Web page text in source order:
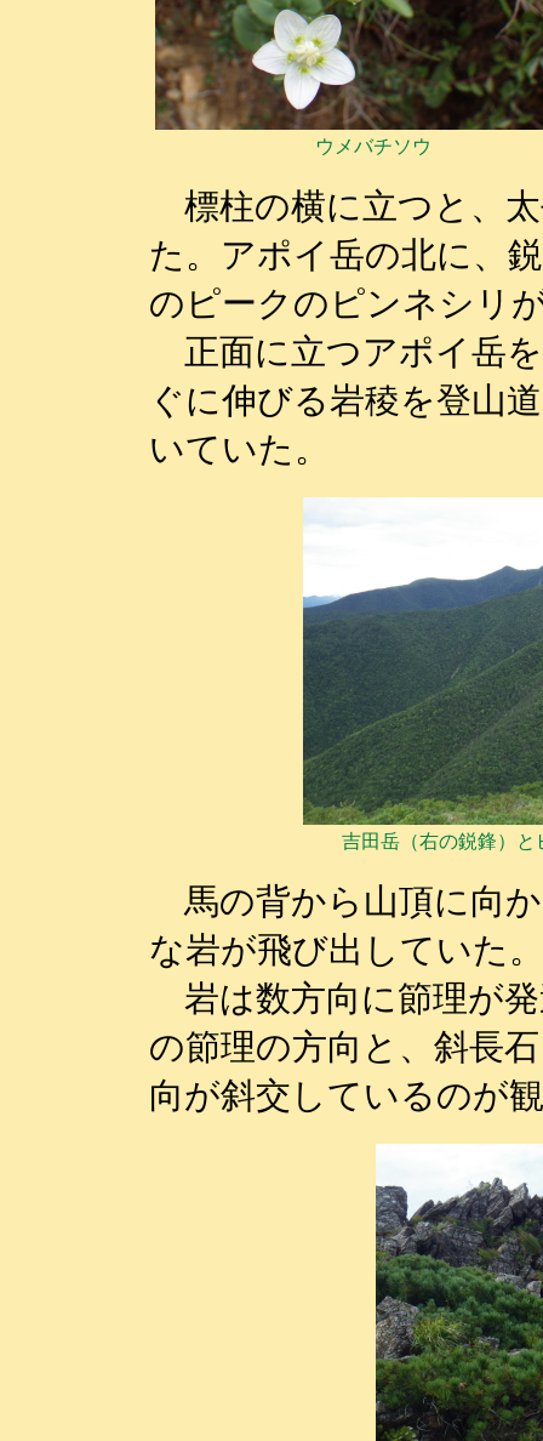
ウメバチソウ
標柱の横に立つと、
た。アポイ岳の北に、
のピークのピンネシリ
正面に立つアポイ岳
ぐに伸びる岩稜を登山
いていた。
吉田岳（右の鋭鋒）
馬の背から山頂に向
な岩が飛び出していた。
岩は数方向に節理が
の節理の方向と、斜長
向が斜交しているのが